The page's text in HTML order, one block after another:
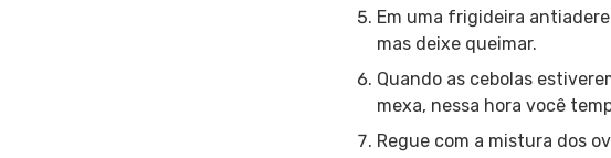
Em uma frigideira
mas deixe queimar.
Quando as cebolas
mexa, nessa hora você
Regue com a mistura dos